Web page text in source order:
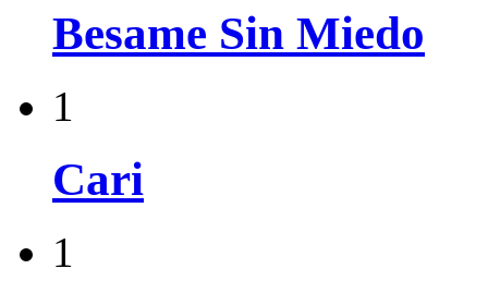
Besame Sin Miedo
1
Cari
1